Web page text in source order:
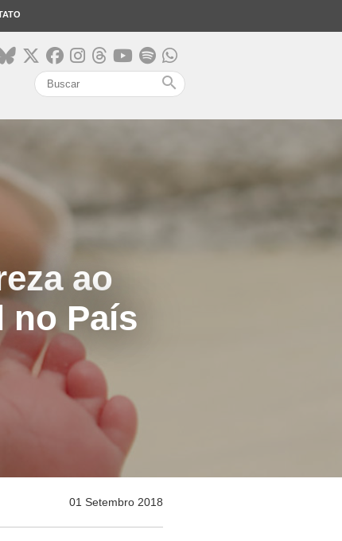
search
ao
no País
01 Setembro 2018